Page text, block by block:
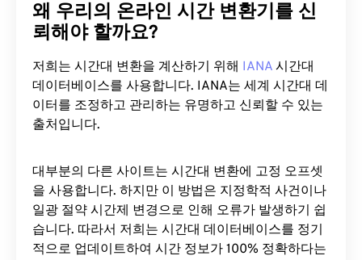
왜 우리의 온라인 시간 변환기를 신
뢰해야 할까요?
저희는 시간대 변환을 계산하기 위해 IANA 시간대
데이터베이스를 사용합니다. IANA는 세계 시간대 데
이터를 조정하고 관리하는 유명하고 신뢰할 수 있는
출처입니다.
대부분의 다른 사이트는 시간대 변환에 ​​고정 오프셋
을 사용합니다. 하지만 이 방법은 지정학적 사건이나
일광 절약 시간제 변경으로 인해 오류가 발생하기 쉽
습니다. 따라서 저희는 시간대 데이터베이스를 정기
적으로 업데이트하여 시간 정보가 100% 정확하다는